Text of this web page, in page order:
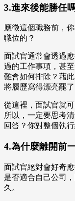
3.進來後能勝任
應徵這個職務前，
職位的？
面試官通常會透過
過的工作事項，甚
難會如何排除？藉
將履歷寫得漂亮罷了
從這裡，面試官就
所以，一定要思考
回答？你對整個執
4.為什麼離開前
面試官絕對會好奇
是否適合自己公司
久。